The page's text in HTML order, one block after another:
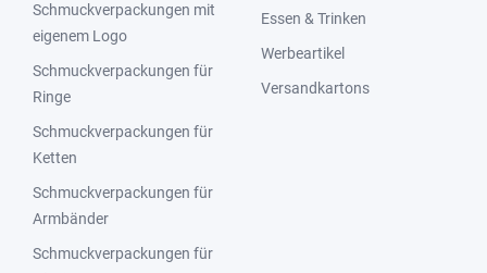
Schmuckverpackungen mit
eigenem Logo
Schmuckverpackungen für
Ringe
Schmuckverpackungen für
Ketten
Schmuckverpackungen für
Armbänder
Schmuckverpackungen für
Essen & Trinken
Werbeartikel
Versandkartons